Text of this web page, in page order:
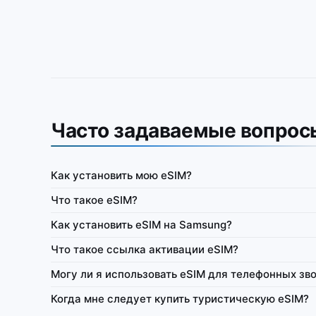
данных в день,
4G/LTE/5G
Сеть
1–365 дней гибко
данные) с 1GB высокоскоростных данных в
1GB
Скорость в день
512 Kbit/s
Всегда онлайн
Расход трафика Раздача 1–365
Часто задаваемые
Как установить мою eSIM?
Что такое eSIM?
Как установить eSIM на Samsung?
Что такое ссылка активации eSIM?
Могу ли я использовать eSIM для телефонных
Когда мне следует купить туристическую eSIM?